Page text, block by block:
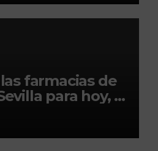
farmacias de
para hoy, 3